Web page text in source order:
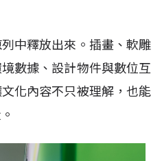
中釋放出來。插畫、軟雕
數據、設計物件與數位互
化內容不只被理解，也能